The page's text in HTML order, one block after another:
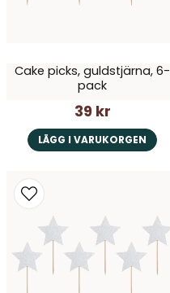
Cake picks, guldstjärna, 6-
pack
39 kr
LÄGG I VARUKORGEN